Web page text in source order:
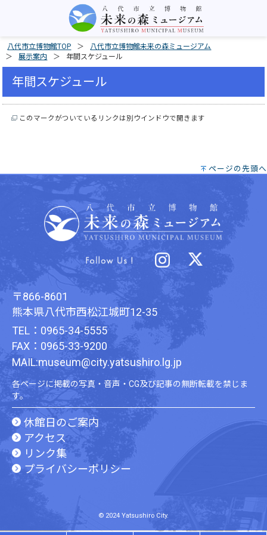
八代市立博物館TOP
八代市立博物館未来の森ミュージアム
展示案内
年間スケジュール
年間スケジュール
このマークがついているリンクは別ウインドウで開きます
ページの先頭へ
〒866-8601
熊本県八代市西松江城町12-35
TEL：0965-34-5555
FAX：0965-33-9200
MAIL:museum@city.yatsushiro.lg.jp
各ページに掲載の写真・音声・CG及び記事の無断転載を禁じま
す。
休館日のご案内
アクセス
リンク集
プライバシーポリシー
© 2024 Yatsushiro City.